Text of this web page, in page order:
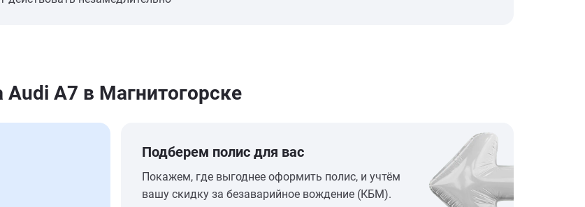
A7 в Магнитогорске
Подберем полис для вас
Покажем, где выгоднее оформить полис, и учтём
вашу скидку за безаварийное вождение (КБМ).